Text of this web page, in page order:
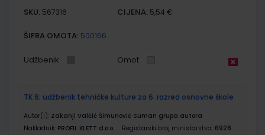
SKU: 567316 CIJENA: 5,54 €
ŠIFRA OMOTA: 500166
Udžbenik Omot
TK 6; udžbenik tehničke kulture za 6. razred osnovne škole
Autor(i): Zakanji Valčić Šimunović Suman grupa autora
Nakladnik: PROFIL KLETT d.o.o. Registarski broj ministarstva: 6928